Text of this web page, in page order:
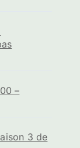
–
3 de